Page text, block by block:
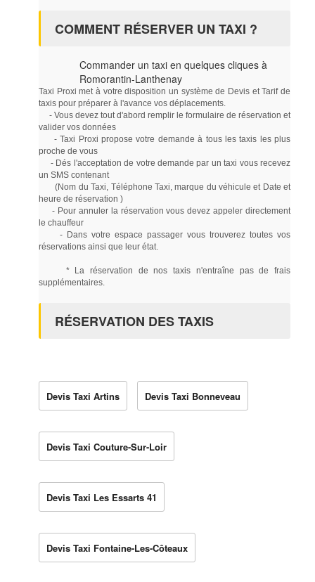
COMMENT RÉSERVER UN TAXI ?
Commander un taxi en quelques cliques à
Romorantin-Lanthenay
Taxi Proxi met à votre disposition un système de Devis et Tarif de
taxis pour préparer à l'avance vos déplacements.
- Vous devez tout d'abord remplir le formulaire de réservation et
valider vos données
- Taxi Proxi propose votre demande à tous les taxis les plus
proche de vous
- Dés l'acceptation de votre demande par un taxi vous recevez
un SMS contenant
(Nom du Taxi, Téléphone Taxi, marque du véhicule et Date et
heure de réservation )
- Pour annuler la réservation vous devez appeler directement
le chauffeur
- Dans votre espace passager vous trouverez toutes vos
réservations ainsi que leur état.
* La réservation de nos taxis n'entraîne pas de frais
supplémentaires.
RÉSERVATION DES TAXIS
Devis Taxi Artins Devis Taxi Bonneveau
Devis Taxi Couture-Sur-Loir
Devis Taxi Les Essarts 41
Devis Taxi Fontaine-Les-Côteaux